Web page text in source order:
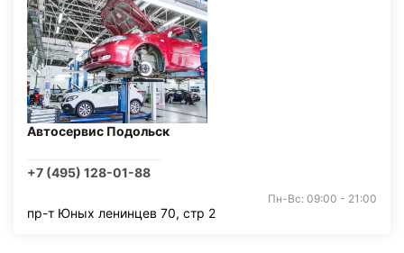
Автосервис Подольск
+7 (495) 128-01-88
Пн-Вс: 09:00 - 21:00
пр-т Юных ленинцев 70, стр 2